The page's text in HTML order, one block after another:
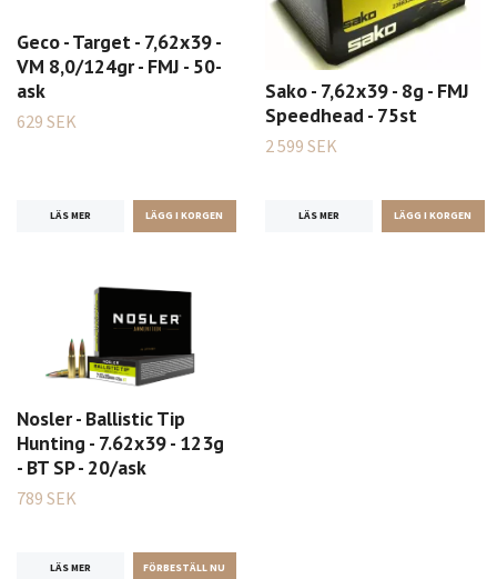
Geco - Target - 7,62x39 -
VM 8,0/124gr - FMJ - 50-
ask
629 SEK
LÄS MER
Sako - 7,62x39 - 8g - FMJ
Speedhead - 75st
2 599 SEK
LÄS MER
Nosler - Ballistic Tip
Hunting - 7.62x39 - 123g
- BT SP - 20/ask
789 SEK
LÄS MER